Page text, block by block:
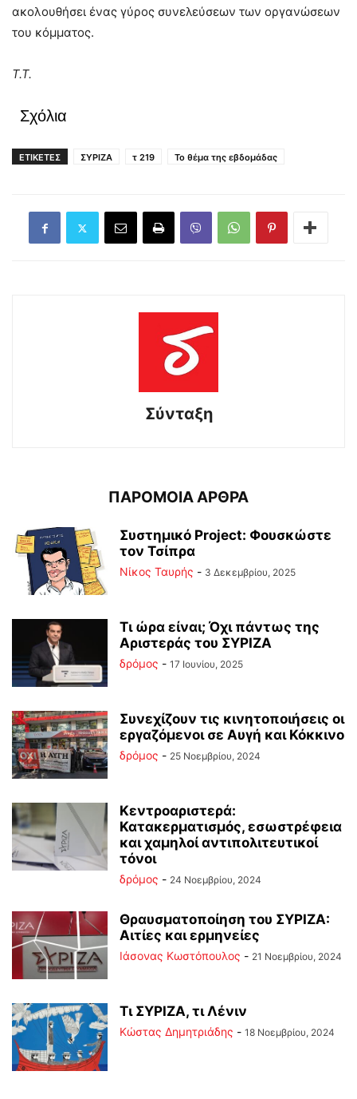
ακολουθήσει ένας γύρος συνελεύσεων των οργανώσεων
του κόμματος.
Τ.Τ.
Σχόλια
ΕΤΙΚΕΤΕΣ ΣΥΡΙΖΑ τ 219 Το θέμα της εβδομάδας
Σύνταξη
ΠΑΡΟΜΟΙΑ ΑΡΘΡΑ
Συστημικό Project: Φουσκώστε
τον Τσίπρα
Νίκος Ταυρής - 3 Δεκεμβρίου, 2025
Τι ώρα είναι; Όχι πάντως της
Αριστεράς του ΣΥΡΙΖΑ
δρόμος - 17 Ιουνίου, 2025
Συνεχίζουν τις κινητοποιήσεις οι
εργαζόμενοι σε Αυγή και Κόκκινο
δρόμος - 25 Νοεμβρίου, 2024
Κεντροαριστερά:
Κατακερματισμός, εσωστρέφεια
και χαμηλοί αντιπολιτευτικοί
τόνοι
δρόμος - 24 Νοεμβρίου, 2024
Θραυσματοποίηση του ΣΥΡΙΖΑ:
Αιτίες και ερμηνείες
Ιάσονας Κωστόπουλος - 21 Νοεμβρίου, 2024
Τι ΣΥΡΙΖΑ, τι Λένιν
Kώστας Δημητριάδης - 18 Νοεμβρίου, 2024